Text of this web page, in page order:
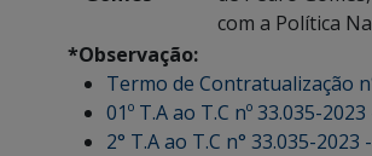
com a Política
*Observação:
Termo de Contratualização
01º T.A ao T.C nº 33.035-
2° T.A ao T.C n° 33.035-